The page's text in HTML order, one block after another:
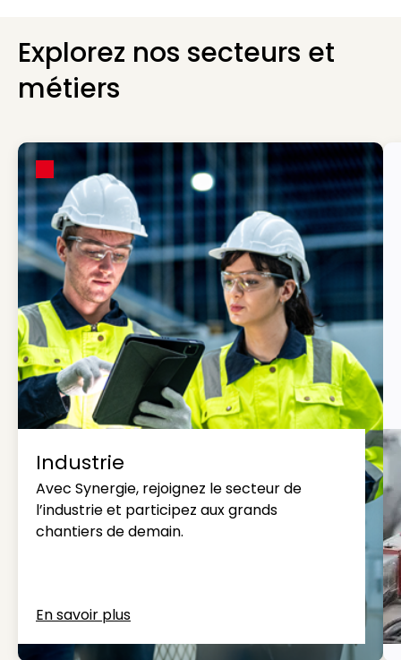
Explorez nos secteurs et
métiers
Industrie
Avec Synergie, rejoignez le secteur de
l’industrie et participez aux grands
chantiers de demain.
En savoir plus